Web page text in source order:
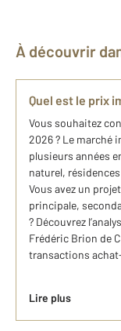
À découvrir
Quel est le prix
Vous souhaitez
2026 ? Le marché
plusieurs années
naturel,
Vous avez un
principale,
? Découvrez
Frédéric Brion de
transactions
Lire plus